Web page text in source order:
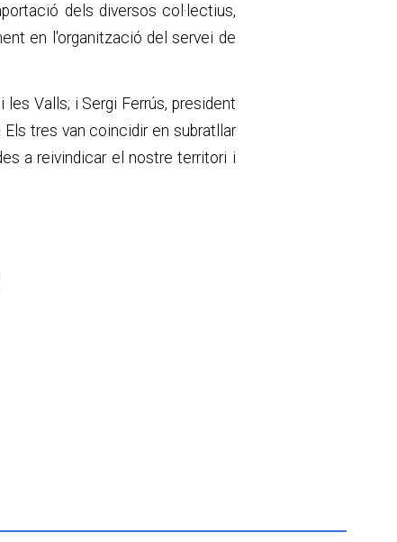
dels diversos col·lectius,
en l'organització del servei de
Valls; i Sergi Ferrús, president
tres van coincidir en subratllar
a reivindicar el nostre territori i